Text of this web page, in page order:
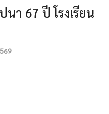
า 67 ปี โรงเรียน